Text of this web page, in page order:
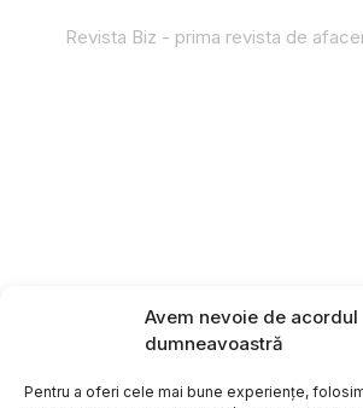
Avem nevoie de acordul
dumneavoastră
Pentru a oferi cele mai bune experiențe,
Revista Biz - prima revista de